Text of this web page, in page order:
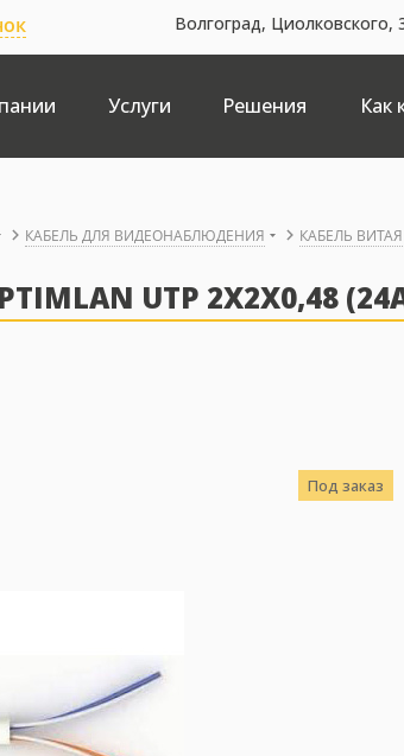
Волгоград, Циолковского,
Услуги Решения Как
КАБЕЛЬ ДЛЯ ВИДЕОНАБЛЮДЕНИЯ КАБЕЛЬ
UTP 2X2X0,48
Под заказ